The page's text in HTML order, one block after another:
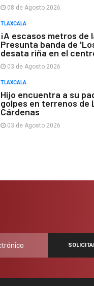
08 de Agosto 2026
TLAXCALA
¡A escasos metros de
Presunta banda de
desata riña en el
03 de Agosto 2026
TLAXCALA
Hijo encuentra a su
golpes en terrenos de
Cárdenas
03 de Agosto 2026